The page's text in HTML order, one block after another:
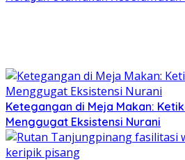
Ketegangan di Meja Makan:
Menggugat Eksistensi Nurani